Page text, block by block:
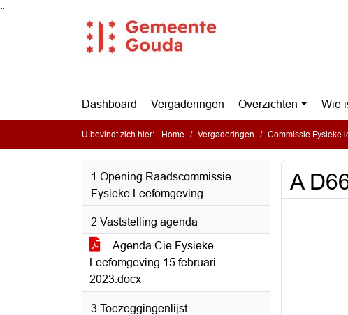
Ga naar de inhoud van deze pagina
Ga naar het zoeken
Ga naar het menu
Dashboard Vergaderingen Overzichten Wie
U bevindt zich hier: Home Vergaderingen Commissie Fysieke
1 Opening Raadscommissie
Fysieke Leefomgeving
2 Vaststelling agenda
Agenda Cie Fysieke
Leefomgeving 15 februari
2023.docx
3 Toezeggingenlijst
A